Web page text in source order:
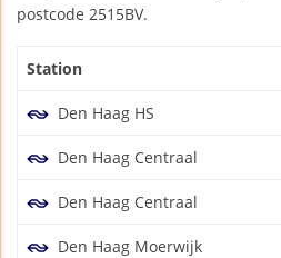
postcode 2515BV.
Station
Den Haag HS
Den Haag Centraal
Den Haag Centraal
Den Haag Moerwijk